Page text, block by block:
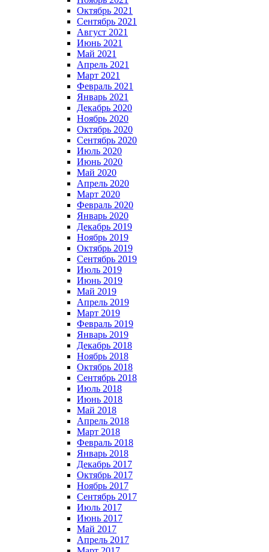
Октябрь 2021
Сентябрь 2021
Август 2021
Июнь 2021
Май 2021
Апрель 2021
Март 2021
Февраль 2021
Январь 2021
Декабрь 2020
Ноябрь 2020
Октябрь 2020
Сентябрь 2020
Июль 2020
Июнь 2020
Май 2020
Апрель 2020
Март 2020
Февраль 2020
Январь 2020
Декабрь 2019
Ноябрь 2019
Октябрь 2019
Сентябрь 2019
Июль 2019
Июнь 2019
Май 2019
Апрель 2019
Март 2019
Февраль 2019
Январь 2019
Декабрь 2018
Ноябрь 2018
Октябрь 2018
Сентябрь 2018
Июль 2018
Июнь 2018
Май 2018
Апрель 2018
Март 2018
Февраль 2018
Январь 2018
Декабрь 2017
Октябрь 2017
Ноябрь 2017
Сентябрь 2017
Июль 2017
Июнь 2017
Май 2017
Апрель 2017